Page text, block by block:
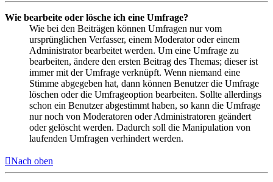
Wie bearbeite oder lösche ich eine Umfrage?
Wie bei den Beiträgen können Umfragen nur vom
ursprünglichen Verfasser, einem Moderator oder einem
Administrator bearbeitet werden. Um eine Umfrage zu
bearbeiten, ändere den ersten Beitrag des Themas; dieser ist
immer mit der Umfrage verknüpft. Wenn niemand eine
Stimme abgegeben hat, dann können Benutzer die Umfrage
löschen oder die Umfrageoption bearbeiten. Sollte allerdings
schon ein Benutzer abgestimmt haben, so kann die Umfrage
nur noch von Moderatoren oder Administratoren geändert
oder gelöscht werden. Dadurch soll die Manipulation von
laufenden Umfragen verhindert werden.
Nach oben